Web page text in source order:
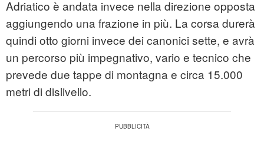
Adriatico è andata invece nella direzione opposta
aggiungendo una frazione in più. La corsa durerà
quindi otto giorni invece dei canonici sette, e avrà
un percorso più impegnativo, vario e tecnico che
prevede due tappe di montagna e circa 15.000
metri di dislivello.